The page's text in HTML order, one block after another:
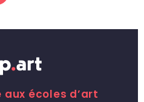
écoles d’art